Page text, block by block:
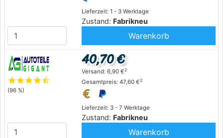
Lieferzeit: 1 - 3 Werktage
Zustand: Fabrikneu
Warenkorb
starstarstarstarstar_half
(96 %)
Lieferzeit: 3 - 7 Werktage
Zustand: Fabrikneu
40,70 €
Versand: 6,90 €2
Gesamtpreis: 47,60 €2
Warenkorb